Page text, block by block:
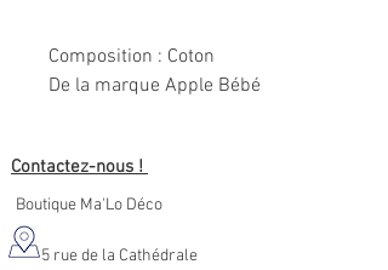
Composition : Coton
De la marque Apple Bébé
Contactez-nous !
Boutique Ma'Lo Déco
5 rue de la Cathédrale